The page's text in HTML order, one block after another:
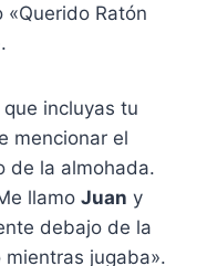
Ratón
incluyas tu
mencionar el
de la almohada.
llamo Juan y
debajo de la
jugaba».